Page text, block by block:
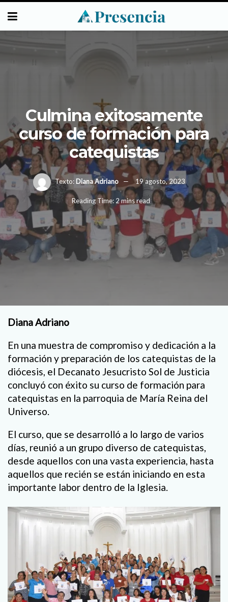
Culmina exitosamente
curso de formación para
catequistas
Texto: Diana Adriano 19 agosto, 2023
Reading Time: 2 mins read
Diana Adriano
En una muestra de compromiso y dedicación a la
formación y preparación de los catequistas de la
diócesis, el Decanato Jesucristo Sol de Justicia
concluyó con éxito su curso de formación para
catequistas en la parroquia de María Reina del
Universo.
El curso, que se desarrolló a lo largo de varios
días, reunió a un grupo diverso de catequistas,
desde aquellos con una vasta experiencia, hasta
aquellos que recién se están iniciando en esta
importante labor dentro de la Iglesia.